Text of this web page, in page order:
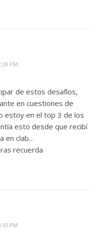
PM
de estos desafíos,
en cuestiones de
estoy en el top 3 de los
esto desde que recibí
en clab…
recuerda
PM